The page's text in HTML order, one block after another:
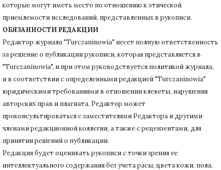
которые могут иметь место по отношению к этической
приемлемости исследований, представленных в рукописи.
ОБЯЗАННОСТИ РЕДАКЦИИ
Редактор журнала "Turczaninowia" несет полную ответственность
за решение о публикации рукописи, которая представляется в
"Turczaninowia", и при этом руководствуется политикой журнала,
и в соответствии с определенными редакцией "Turczaninowia"
юридическими требованиями в отношении клеветы, нарушения
авторских прав и плагиата. Редактор может
проконсультироваться с заместителями Редактора и другими
членами редакционной коллегии, а также с рецензентами, для
принятии решений о публикации.
Редакция будет оценивать рукописи с точки зрения ее
интеллектуального содержания без учета расы, цвета кожи, пола,